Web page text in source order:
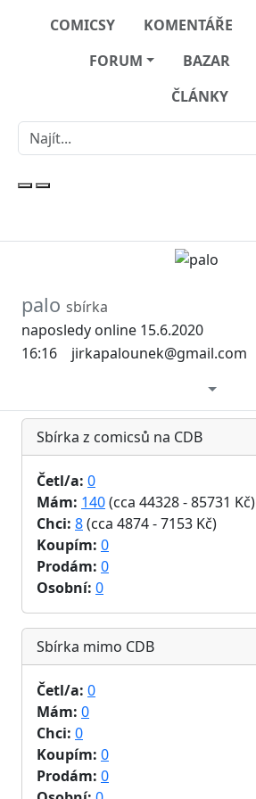
COMICSY KOMENTÁŘE
FORUM
BAZAR
ČLÁNKY
palo sbírka
naposledy online 15.6.2020
16:16
jirkapalounek@gmail.com
Sbírka z comicsů na CDB
Četl/a: 0
Mám: 140(cca 44328 - 85731 Kč)
Chci: 8(cca 4874 - 7153 Kč)
Koupím: 0
Prodám: 0
Osobní: 0
Sbírka mimo CDB
Četl/a: 0
Mám: 0
Chci: 0
Koupím: 0
Prodám: 0